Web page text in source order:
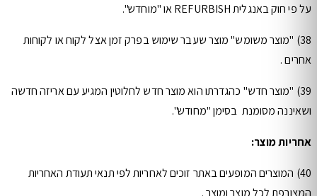
על פי חוק באנגלית REFURBISH או "מוחדש".
38) "מוצר משומש" מוצר שעבר שימוש בפרק זמן אצל לקוח או לקוחות
אחרים .
39) "מוצר חדש" כהגדרתו הוא מוצר חדש לחלוטין המגיע עם אריזה חדשה
ושאיננה מסומנת בסימן "מחודש".
אחריות מוצר:
40) המוצרים המופעים באתר זוכים לאחריות לפי תנאי תעודת האחריות
המצורפת לכל מוצר ומוצר .